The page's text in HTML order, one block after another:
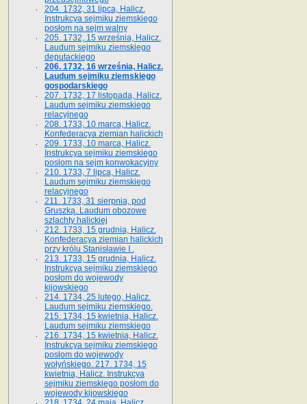
204. 1732, 31 lipca, Halicz.
Instrukcya sejmiku ziemskiego
posłom na sejm walny
205. 1732, 15 września, Halicz.
Laudum sejmiku ziemskiego
deputackiego
206. 1732, 16 września, Halicz.
Laudum sejmiku ziemskiego
gospodarskiego
207. 1732, 17 listopada, Halicz.
Laudum sejmiku ziemskiego
relacyjnego
208. 1733, 10 marca, Halicz.
Konfederacya ziemian halickich­
209. 1733, 10 marca, Halicz.
Instrukcya sejmiku ziemskiego
posłom na sejm konwokacyjny
210. 1733, 7 lipca, Halicz.
Laudum sejmiku ziemskiego
relacyjnego
211. 1733, 31 sierpnia, pod
Gruszką. Laudum obozowe
szlachty halickiej
212. 1733, 15 grudnia, Halicz.
Konfederacya ziemian halickich
przy królu Stanisławie I .
213. 1733, 15 grudnia, Halicz.
Instrukcya sejmiku ziemskiego
posłom do wojewody
kijowskiego
214. 1734, 25 lutego, Halicz.
Laudum sejmiku ziemskiego.
215. 1734, 15 kwietnia, Halicz.
Laudum sejmiku ziemskiego
216. 1734, 15 kwietnia, Halicz.
Instrukcya sejmiku ziemskiego
posłom do wojewody
wołyńskiego. 217. 1734, 15
kwietnia, Halicz. Instrukcya
sejmiku ziemskiego posłom do
wojewody kijowskiego